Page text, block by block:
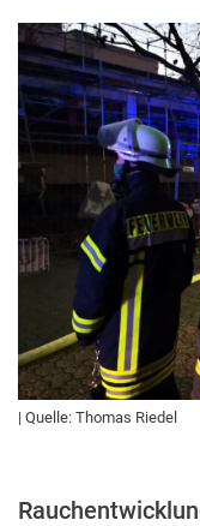
| Quelle: Thomas Riedel